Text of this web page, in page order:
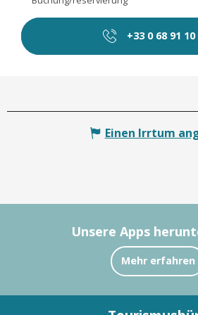
+33 0 68 91 10
Einen Irrtum
Unsere Apps
Mehr erfahren